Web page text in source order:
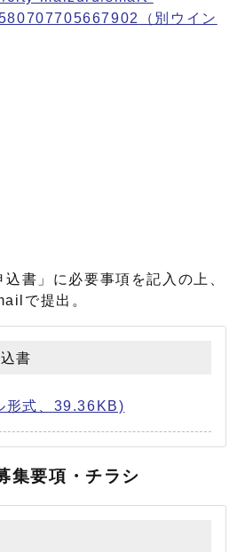
（別ウイン
込書」に必要事項を記入の上、
で提出。
書
形式、39.36KB)
集要項・チラシ